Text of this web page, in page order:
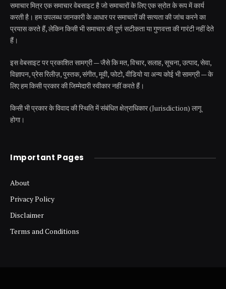
समाचार मित्र एक समाचार वेबसाइट है जो समाचारों के लिए एक स्रोत के रूप में कार्य
करती है। हम उपलब्ध जानकारी के आधार पर समाचारों की सत्यता की जांच करने का
प्रयास करते हैं, लेकिन किसी भी समाचार की पूर्ण सटीकता या गुणवत्ता की गारंटी नहीं देते
हैं।
इस वेबसाइट पर प्रकाशित सामग्री — जैसे कि मत, विचार, सलाह, सूचना, उत्पाद, सेवा,
विज्ञापन, प्रेस रिलीज़, पुस्तक, संगीत, मूवी, फोटो, वीडियो या अन्य कोई भी सामग्री — के
लिए हम किसी प्रकार की जिम्मेदारी स्वीकार नहीं करते हैं।
किसी भी प्रकार के विवाद की स्थिति में संबंधित क्षेत्राधिकार (Jurisdiction) लागू
होगा।
Important Pages
About
Privacy Policy
Disclaimer
Terms and Conditions